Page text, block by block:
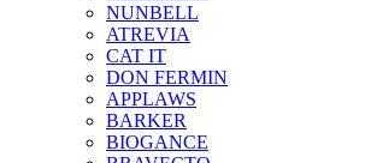
NUNBELL
ATREVIA
CAT IT
DON FERMIN
APPLAWS
BARKER
BIOGANCE